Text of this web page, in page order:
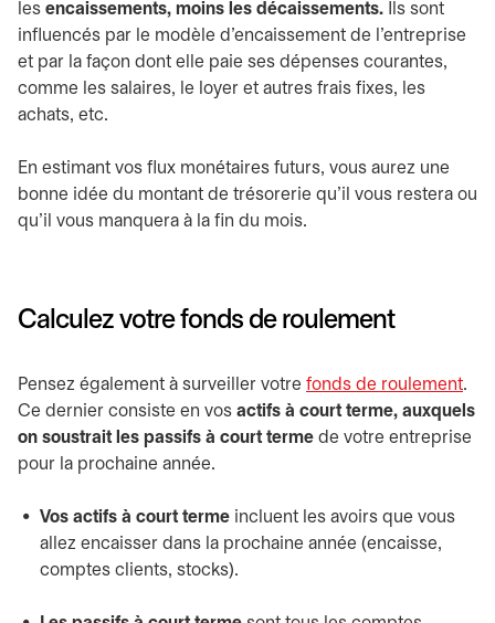
les encaissements, moins les décaissements. Ils sont
influencés par le modèle d’encaissement de l’entreprise
et par la façon dont elle paie ses dépenses courantes,
comme les salaires, le loyer et autres frais fixes, les
achats, etc.
En estimant vos flux monétaires futurs, vous aurez une
bonne idée du montant de trésorerie qu’il vous restera ou
qu’il vous manquera à la fin du mois.
Calculez votre fonds de roulement
Pensez également à surveiller votre fonds de roulement.
Ce dernier consiste en vos actifs à court terme, auxquels
on soustrait les passifs à court terme de votre entreprise
pour la prochaine année.
Vos actifs à court terme incluent les avoirs que vous
allez encaisser dans la prochaine année (encaisse,
comptes clients, stocks).